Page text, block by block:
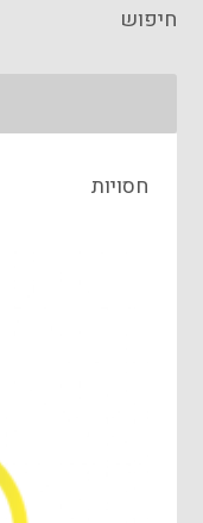
חיפוש
חסויות